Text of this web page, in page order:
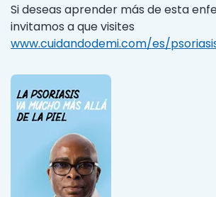
Si deseas aprender más de esta
invitamos a que visites
www.cuidandodemi.com/es/